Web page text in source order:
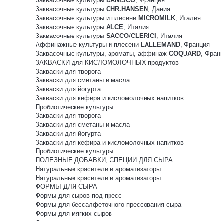
Заквасочные культуры CHR.HANSEN , Дания
Заквасочные культуры и плесени MICROMILK, Италия
Заквасочные культуры ALCE, Италия
Заквасочные культуры SACCO/CLERICI , Италия
Аффинажные культуры и плесени LALLEMAND, Франция
Заквасочные культуры, ароматы, аффинаж COQUARD,
ЗАКВАСКИ для КИСЛОМОЛОЧНЫХ продуктов
Закваски для творога
Закваски для сметаны и масла
Закваски для йогурта
Закваски для кефира и кисломолочных напитков
Пробиотические культуры
Закваски для творога
Закваски для сметаны и масла
Закваски для йогурта
Закваски для кефира и кисломолочных напитков
Пробиотические культуры
ПОЛЕЗНЫЕ ДОБАВКИ, СПЕЦИИ ДЛЯ СЫРА
Натуральные красители и ароматизаторы
Натуральные красители и ароматизаторы
ФОРМЫ ДЛЯ СЫРА
Формы для сыров под пресс
Формы для бессалфеточного прессования сыра
Формы для мягких сыров